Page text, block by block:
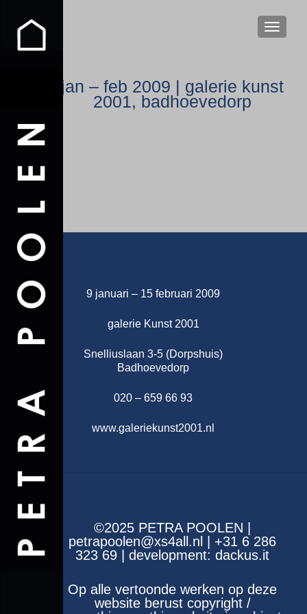
jan – feb 2009 | galerie kunst
2001, badhoevedorp
9 januari – 15 februari 2009
galerie Kunst 2001
Snelliuslaan 3-5 (Dorpshuis)
Badhoevedorp
020 – 659 66 93
www.galeriekunst2001.nl
©2025 PETRA POOLEN |
petrapoolen@xs4all.nl | +31 6 286
323 69 | development: dackus.it
Op alle vertoonde werken op deze
website berust copyright /